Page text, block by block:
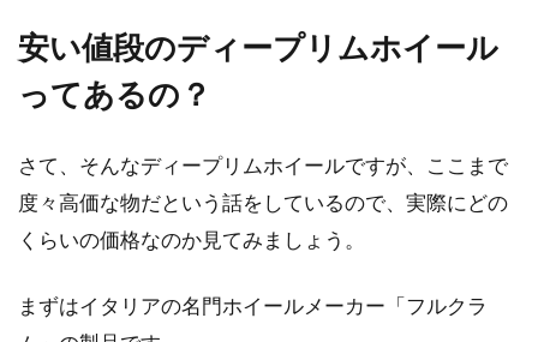
ロードバイクのホイールに寿命はあ
自転車を構成するパーツは数多くあります。主
なものはフレーム、コンポーネント、ホイー
ル、タイヤ、ペダ...
安い値段のディープリムホイール
ってあるの？
さて、そんなディープリムホイールですが、ここまで
度々高価な物だという話をしているので、実際にどの
くらいの価格なのか見てみましょう。
まずはイタリアの名門ホイールメーカー「フルクラ